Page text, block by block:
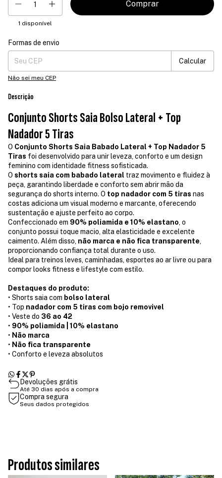
1 disponível
Entregas para o CEP:
Formas de envio
Calcular
Não sei meu CEP
Descrição
Conjunto Shorts Saia Bolso Lateral + Top
Nadador 5 Tiras
O Conjunto Shorts Saia Babado Lateral + Top Nadador 5
Tiras foi desenvolvido para unir leveza, conforto e um design
feminino com identidade fitness sofisticada.
O shorts saia com babado lateral traz movimento e fluidez à
peça, garantindo liberdade e conforto sem abrir mão da
segurança do shorts interno. O top nadador com 5 tiras nas
costas adiciona um visual moderno e marcante, oferecendo
sustentação e ajuste perfeito ao corpo.
Confeccionado em 90% poliamida e 10% elastano, o
conjunto possui toque macio, alta elasticidade e excelente
caimento. Além disso, não marca e não fica transparente,
proporcionando confiança total durante o uso.
Ideal para treinos leves, caminhadas, esportes ao ar livre ou para
compor looks fitness e lifestyle com estilo.
Destaques do produto:
• Shorts saia com bolso lateral
• Top nadador com 5 tiras com bojo removivel
• Veste do 36 ao 42
• 90% poliamida | 10% elastano
• Não marca
• Não fica transparente
• Conforto e leveza absolutos
Devoluções grátis
Até 30 dias após a compra
Compra segura
Seus dados protegidos
Produtos similares